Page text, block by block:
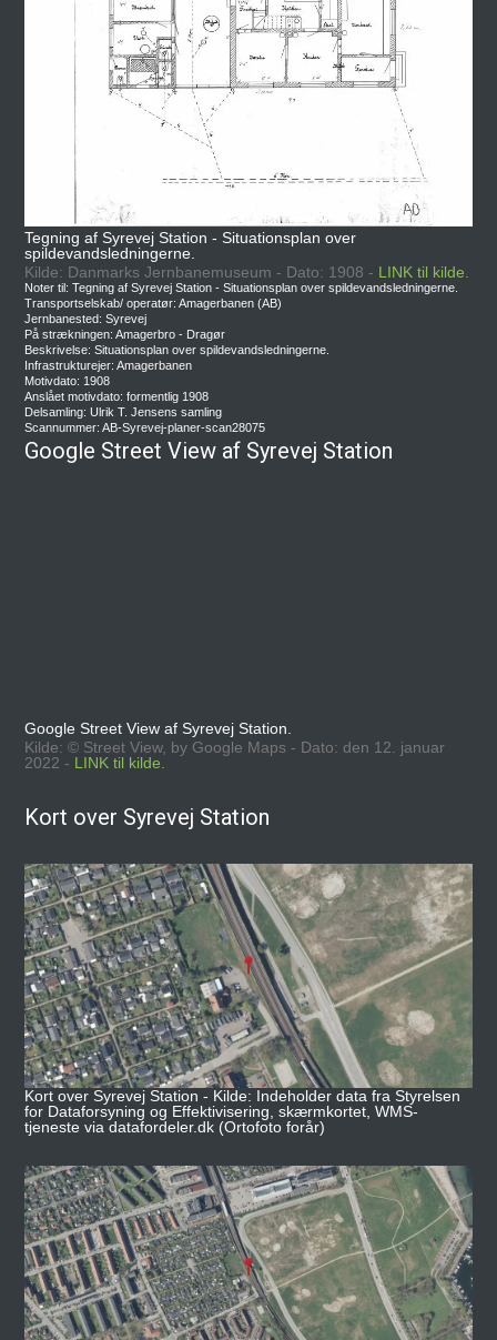
Tegning af Syrevej Station - Situationsplan over
spildevandsledningerne.
Kilde: Danmarks Jernbanemuseum - Dato: 1908 - LINK til kilde.
Noter til: Tegning af Syrevej Station - Situationsplan over spildevandsledningerne.
Transportselskab/ operatør: Amagerbanen (AB)
Jernbanested: Syrevej
På strækningen: Amagerbro - Dragør
Beskrivelse: Situationsplan over spildevandsledningerne.
Infrastrukturejer: Amagerbanen
Motivdato: 1908
Anslået motivdato: formentlig 1908
Delsamling: Ulrik T. Jensens samling
Scannummer: AB-Syrevej-planer-scan28075
Google Street View af Syrevej Station
Google Street View af Syrevej Station.
Kilde: © Street View, by Google Maps - Dato: den 12. januar
2022 - LINK til kilde.
Kort over Syrevej Station
Kort over Syrevej Station - Kilde: Indeholder data fra Styrelsen
for Dataforsyning og Effektivisering, skærmkortet, WMS-
tjeneste via datafordeler.dk (Ortofoto forår)